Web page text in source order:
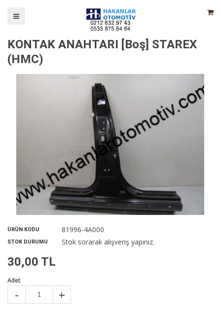
KONTAK ANAHTARI [Boş] STAREX
(HMC)
ÜRÜN KODU 81996-4A000
STOK DURUMU Stok sorarak alışveriş yapınız.
30,00 TL
Adet
- +